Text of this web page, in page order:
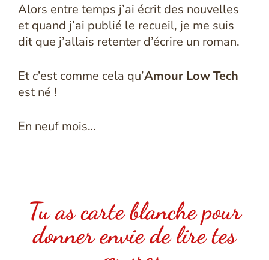
Alors entre temps j’ai écrit des nouvelles
et quand j’ai publié le recueil, je me suis
dit que j’allais retenter d’écrire un roman.
Et c’est comme cela qu’Amour Low Tech
est né !
En neuf mois…
Tu as carte blanche pour
donner envie de lire tes